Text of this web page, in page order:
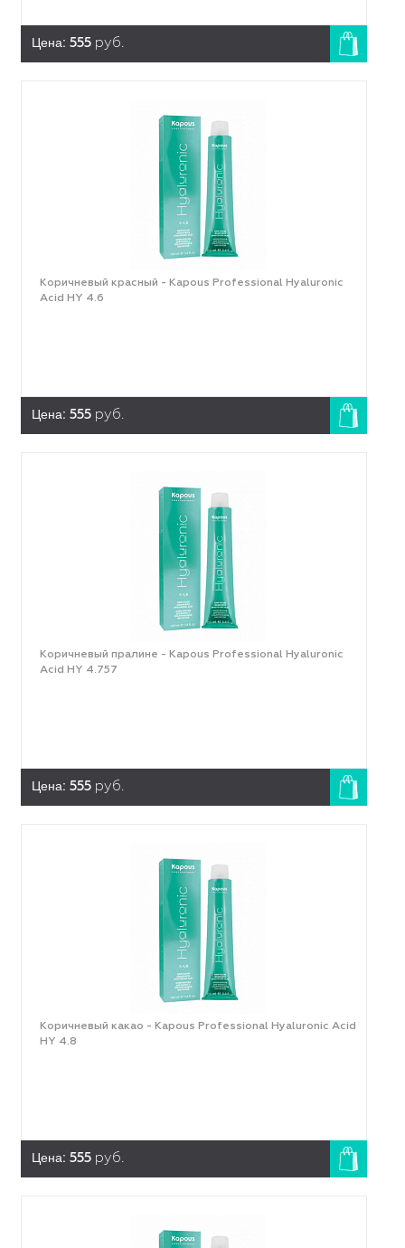
Цена: 555 руб.
Коричневый красный - Kapous Professional Hyaluronic
Acid HY 4.6
Цена: 555 руб.
Коричневый пралине - Kapous Professional Hyaluronic
Acid HY 4.757
Цена: 555 руб.
Коричневый какао - Kapous Professional Hyaluronic Acid
HY 4.8
Цена: 555 руб.